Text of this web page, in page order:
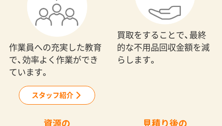
作業員への充実した教育
で、効率よく作業ができ
ています。
スタッフ紹介
買取をすることで、最終
的な不用品回収金額を減
らします。
資源の
見積り後の